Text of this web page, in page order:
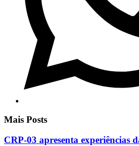
Mais Posts
CRP-03 apresenta experiências